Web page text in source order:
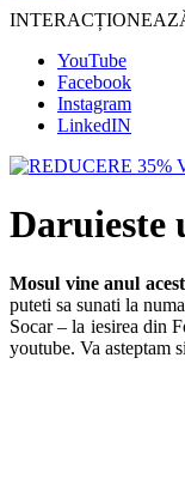
YouTube
Facebook
Instagram
LinkedIN
Daruieste
Mosul vine anul
puteti sa sunati la
Socar – la iesirea din
youtube. Va asteptam